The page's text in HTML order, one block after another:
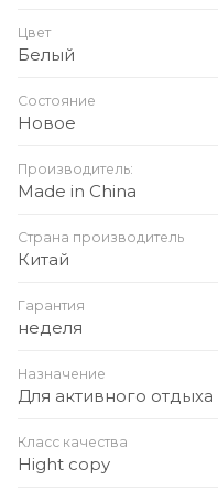
Цвет
Белый
Состояние
Новое
Производитель:
Made in China
Страна производитель
Китай
Гарантия
неделя
Назначение
Для активного отдыха
Класс качества
Hight copy